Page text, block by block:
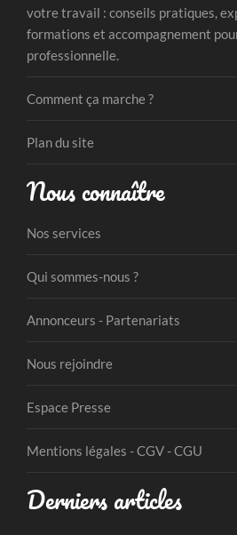
votre travail : conseils pratiques,
formations et accompagnement
professionnelle.
Comment ça marche ?
Plan du site
Nous connaître
Nos services
Qui sommes-nous ?
Annonceurs - Partenariats
Nous rejoindre
Espace Presse
Mentions légales - CGV - CGU
Derniers articles